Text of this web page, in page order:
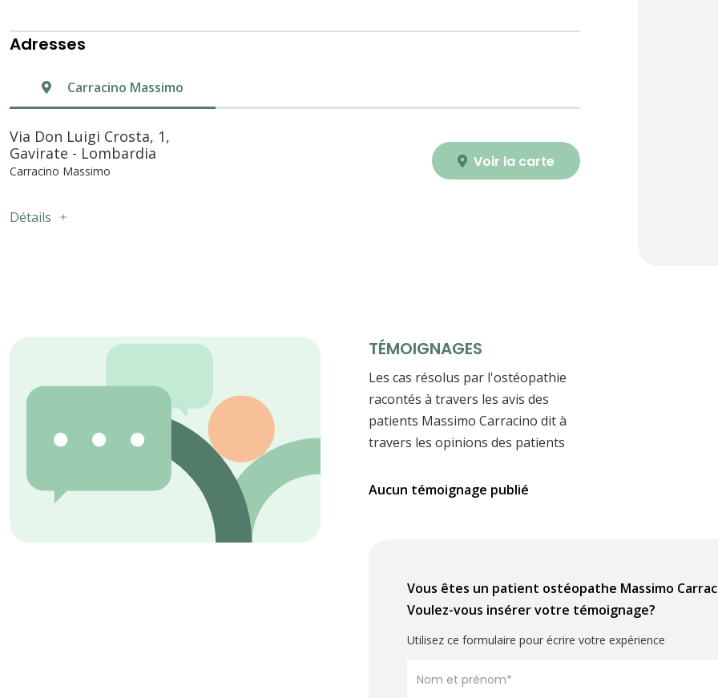
Adresses
Carracino Massimo
Via Don Luigi Crosta, 1,
Gavirate - Lombardia
Carracino Massimo Voir la carte
Détails
TÉMOIGNAGES
Les cas résolus par l'ostéopathie
racontés à travers les avis des
patients Massimo Carracino dit à
travers les opinions des patients
Aucun témoignage publié
Vous êtes un patient ostéopathe Massimo
Voulez-vous insérer votre témoignage?
Utilisez ce formulaire pour écrire votre expérience